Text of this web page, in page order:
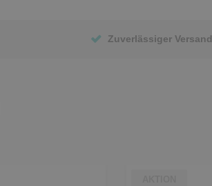
Zuverlässiger Versand